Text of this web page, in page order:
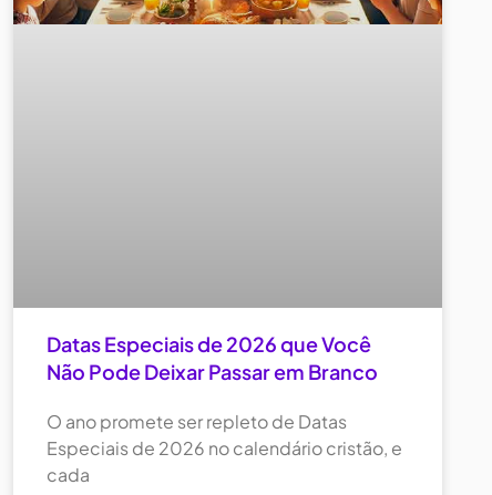
Datas Especiais de 2026 que Você
Não Pode Deixar Passar em Branco
O ano promete ser repleto de Datas
Especiais de 2026 no calendário cristão, e
cada